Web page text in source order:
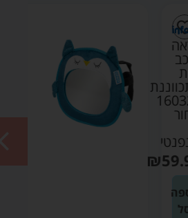
מראה
לרכב
בצורת
ינשוף
QM21C
טורקיז